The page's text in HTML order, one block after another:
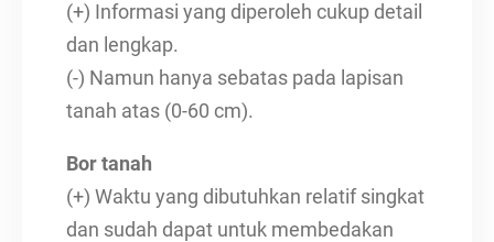
(+) Informasi yang diperoleh cukup detail
dan lengkap.
(-) Namun hanya sebatas pada lapisan
tanah atas (0-60 cm).
Bor tanah
(+) Waktu yang dibutuhkan relatif singkat
dan sudah dapat untuk membedakan